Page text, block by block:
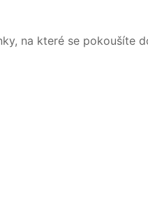
na které se pokoušíte